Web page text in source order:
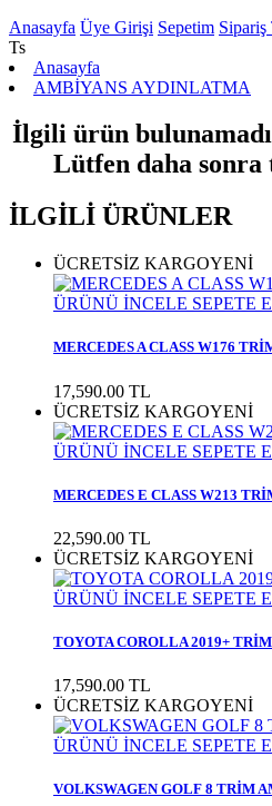
Anasayfa Üye Girişi Sepetim Sipariş
Ts
Anasayfa
AMBİYANS AYDINLATMA
İlgili ürün bulunamadı
Lütfen daha
İLGİLİ ÜRÜNLER
ÜCRETSİZ KARGOYENİ
ÜRÜNÜ İNCELE SEPETE
MERCEDES A CLASS W176
17,590.00 TL
ÜCRETSİZ KARGOYENİ
ÜRÜNÜ İNCELE SEPETE
MERCEDES E CLASS W213
22,590.00 TL
ÜCRETSİZ KARGOYENİ
ÜRÜNÜ İNCELE SEPETE
TOYOTA COROLLA 2019+
17,590.00 TL
ÜCRETSİZ KARGOYENİ
ÜRÜNÜ İNCELE SEPETE
VOLKSWAGEN GOLF 8 TRİM